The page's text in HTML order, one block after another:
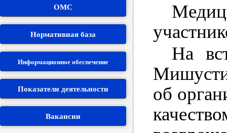
ОМС
Нормативная база
Информационное обеспечение
Показатели деятельности
Вакансии
На
об